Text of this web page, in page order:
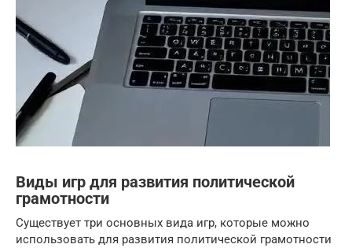
Виды игр для развития политической
грамотности
Существует три основных вида игр, которые можно
использовать для развития политической грамотности